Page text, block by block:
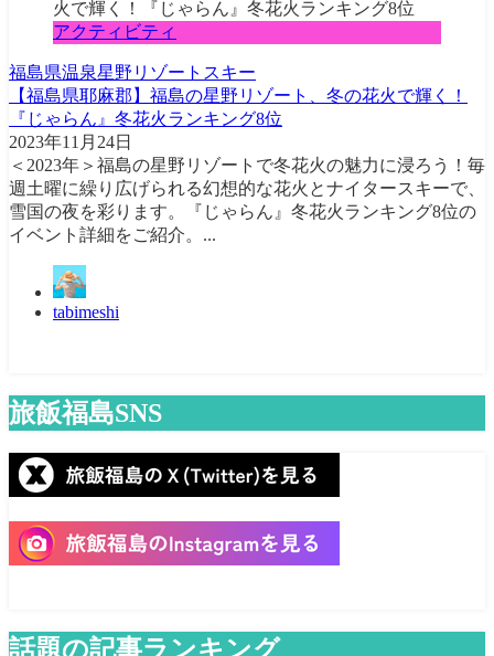
アクティビティ
福島県温泉星野リゾート スキー
【福島県耶麻郡】福島の星野リゾート、冬の花火で輝く！
『じゃらん』冬花火ランキング8位
2023年11月24日
＜2023年＞福島の星野リゾートで冬花火の魅力に浸ろう！毎
週土曜に繰り広げられる幻想的な花火とナイタースキーで、
雪国の夜を彩ります。『じゃらん』冬花火ランキング8位の
イベント詳細をご紹介。...
tabimeshi
旅飯福島SNS
話題の記事ランキング